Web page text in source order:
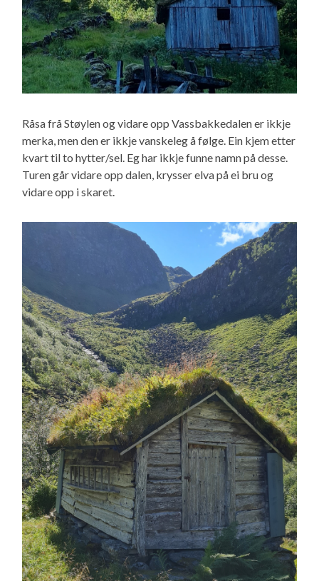
Råsa frå Støylen og vidare opp Vassbakkedalen er ikkje
merka, men den er ikkje vanskeleg å følge. Ein kjem etter
kvart til to hytter/sel. Eg har ikkje funne namn på desse.
Turen går vidare opp dalen, krysser elva på ei bru og
vidare opp i skaret.